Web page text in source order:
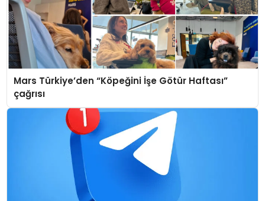
Mars Türkiye’den “Köpeğini İşe Götür Haftası”
çağrısı